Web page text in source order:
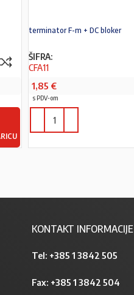
terminator F-m + DC bloker
ŠIFRA:
CFA11
1,85 €
s PDV-om
KONTAKT INFORMACIJE
Tel: +385 1 3842 505
Fax: +385 1 3842 504